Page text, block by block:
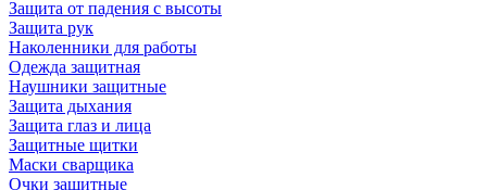
Защита от падения с высоты
Защита рук
Наколенники для работы
Одежда защитная
Наушники защитные
Защита дыхания
Защита глаз и лица
Защитные щитки
Маски сварщика
Очки защитные